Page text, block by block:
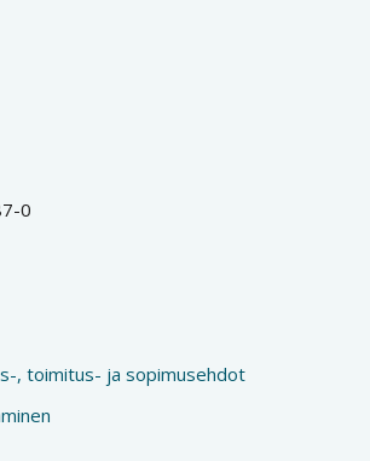
0
, toimitus- ja sopimusehdot